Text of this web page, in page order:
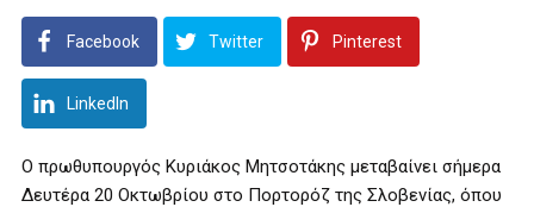
Facebook Twitter Pinterest
LinkedIn
Ο πρωθυπουργός Κυριάκος Μητσοτάκης μεταβαίνει σήμερα
Δευτέρα 20 Οκτωβρίου στo Πορτορόζ της Σλοβενίας, όπου